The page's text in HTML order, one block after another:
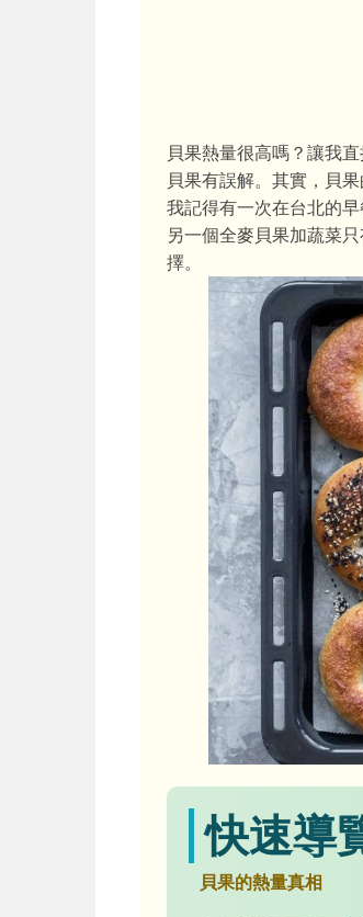
貝果熱量很高嗎？讓我
貝果有誤解。其實，貝
我記得有一次在台北的
另一個全麥貝果加蔬菜
擇。
快速導
貝果的熱量真相